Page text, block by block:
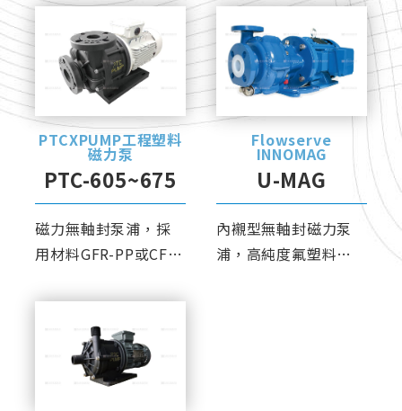
壽命。
PTCXPUMP工程塑料
磁力泵
PTC-605~675
磁力無軸封泵浦，採
用材料GFR-PP或CFR-
異。
Flowserve
INNOMAG
U-MAG
內襯型無軸封磁力泵
浦，高純度氟塑料材